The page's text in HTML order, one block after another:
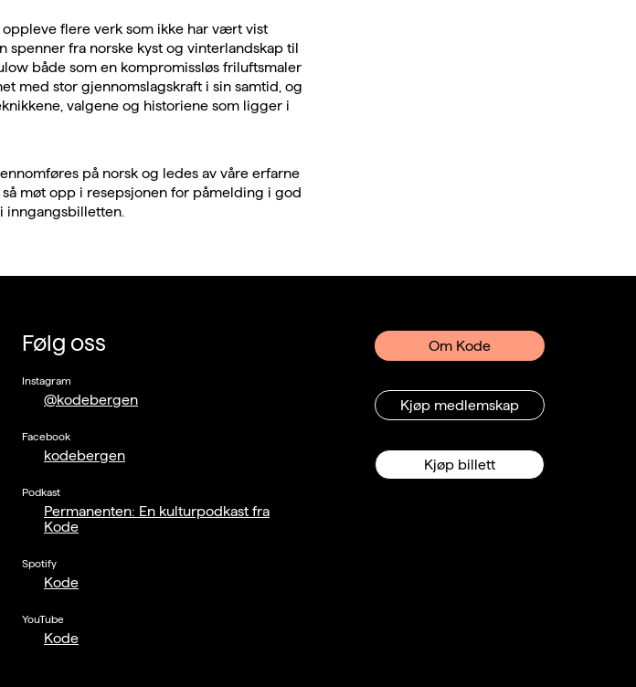
flere verk som ikke har vært vist
fra norske kyst og vinterlandskap til
både som en kompromissløs friluftsmaler
med stor gjennomslagskraft i sin samtid, og
valgene og historiene som ligger i
på norsk og ledes av våre erfarne
møt opp i resepsjonen for påmelding i god
inngangsbilletten.
Følg oss
Instagram
@kodebergen
Facebook
kodebergen
Podkast
Permanenten: En kulturpodkast fra
Kode
Spotify
Kode
YouTube
Kode
Om Kode
Kjøp medlemskap
Kjøp billett